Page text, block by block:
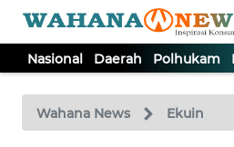
Nasional Daerah Polhukam
Wahana News Ekuin
TV
Tutup